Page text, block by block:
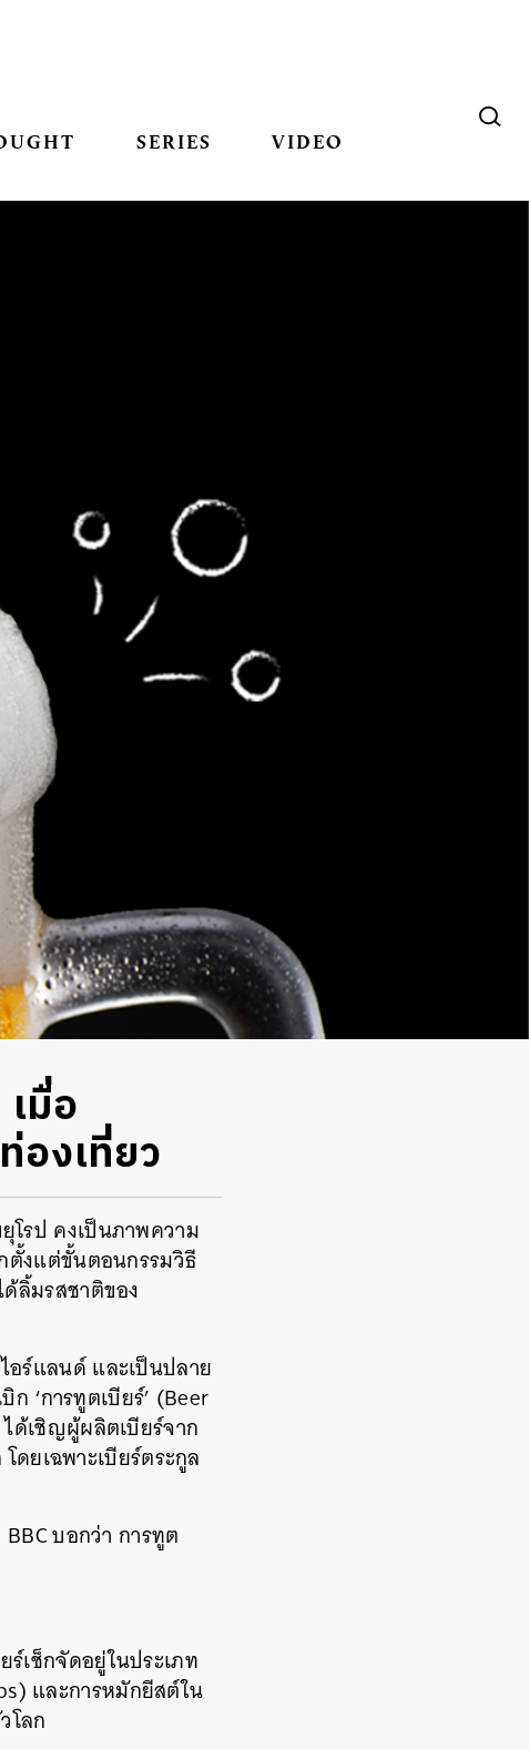
SERIES VIDEO
มื่อ
งเที่ยว
โรป คงเป็นภาพความ
ตั้งแต่ขั้นตอนกรรมวิธี
ลิ้มรสชาติของ
อร์แลนด์ และเป็นปลาย
‘การทูตเบียร์’ (Beer
ด้เชิญผู้ผลิตเบียร์จาก
ดยเฉพาะเบียร์ตระกูล
บอกว่า การทูต
เช็กจัดอยู่ในประเภท
และการหมักยีสต์ใน
โลก